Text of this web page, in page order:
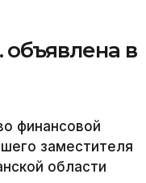
в
финансовой
заместителя
области